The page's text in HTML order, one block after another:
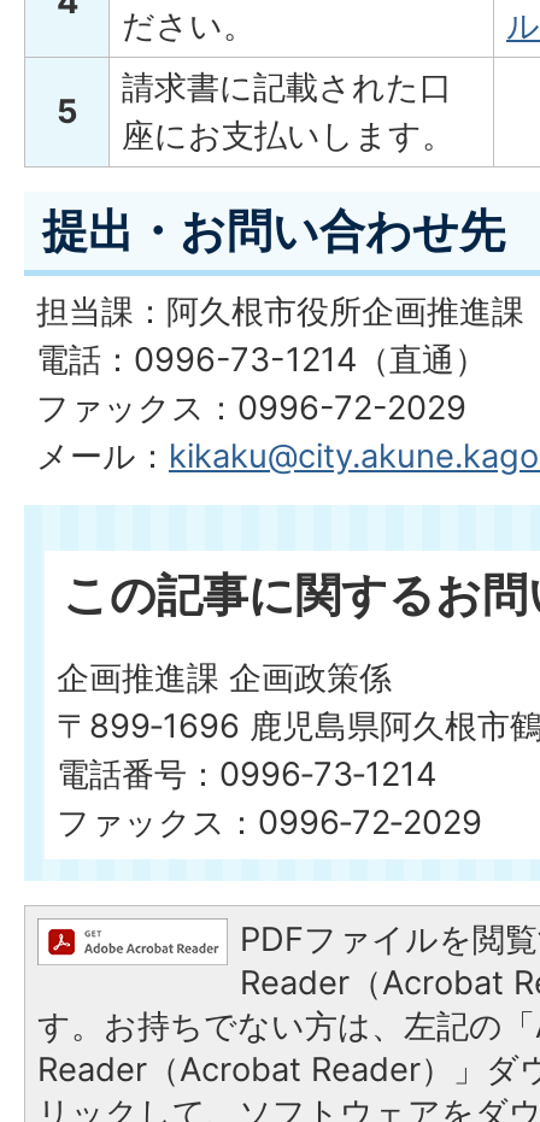
ださい。
5
請求書に記載された口
座にお支払いします。
提出・お問い合わせ先
担当課：阿久根市役所企画推進課
電話：0996-73-1214（直通）
ファックス：0996-72-2029
メール：
この記事に関するお
企画推進課 企画政策係
〒899‐1696 鹿児島県阿久根市
電話番号：0996‐73‐1214
ファックス：0996‐72‐2029
PDFファイルを閲
Reader（Acrobat
す。お持ちでない方は、左記の
Reader（Acrobat Reader）」ダ
リックして、ソフトウェアをダ